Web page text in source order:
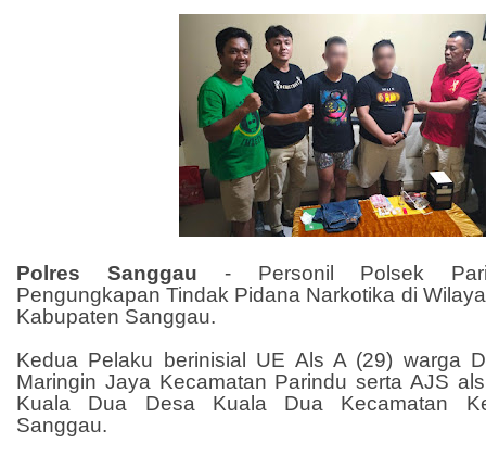
Polres Sanggau - Personil Polsek
Pengungkapan Tindak Pidana Narkotika di
Kabupaten Sanggau.
Kedua Pelaku berinisial UE Als A (29) warga
Maringin Jaya Kecamatan Parindu serta AJS
Kuala Dua Desa Kuala Dua Kecamatan
Sanggau.